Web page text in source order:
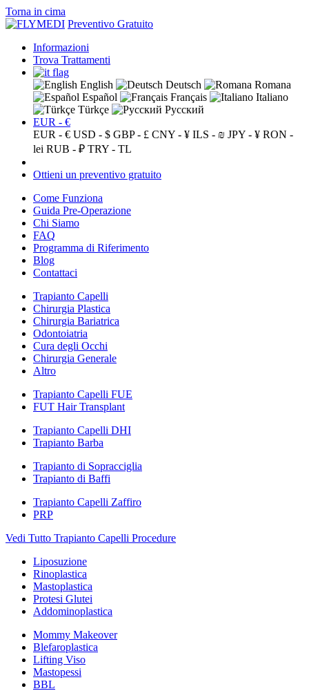
Torna in cima
Preventivo Gratuito
Informazioni
Trova Trattamenti
English Deutsch
Romana
Español
Français
Italiano
Türkçe
Русский
EUR - €
EUR - € USD - $ GBP - £ CNY - ¥ ILS - ₪ JPY - ¥ RON -
lei RUB - ₽ TRY - TL
Ottieni un preventivo gratuito
Come Funziona
Guida Pre-Operazione
Chi Siamo
FAQ
Programma di Riferimento
Blog
Contattaci
Trapianto Capelli
Chirurgia Plastica
Chirurgia Bariatrica
Odontoiatria
Cura degli Occhi
Chirurgia Generale
Altro
Trapianto Capelli FUE
FUT Hair Transplant
Trapianto Capelli DHI
Trapianto Barba
Trapianto di Sopracciglia
Trapianto di Baffi
Trapianto Capelli Zaffiro
PRP
Vedi Tutto Trapianto Capelli Procedure
Liposuzione
Rinoplastica
Mastoplastica
Protesi Glutei
Addominoplastica
Mommy Makeover
Blefaroplastica
Lifting Viso
Mastopessi
BBL